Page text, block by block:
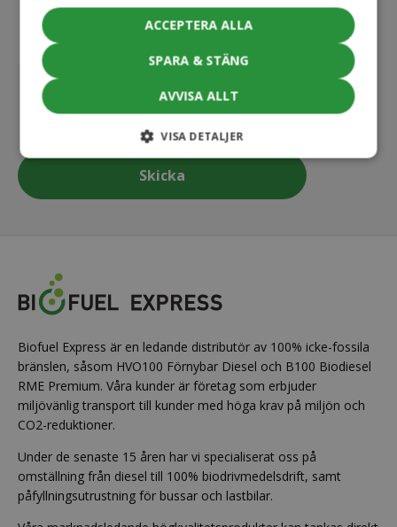
CAPTCHA
Acceptera
marknadsföringscookies för att skicka
Biofuel Express är en ledande distributör av 100% icke-fossila
bränslen, såsom HVO100 Förnybar Diesel och B100 Biodiesel
RME Premium. Våra kunder är företag som erbjuder
miljövänlig transport till kunder med höga krav på miljön och
CO2-reduktioner.
Under de senaste 15 åren har vi specialiserat oss på
omställning från diesel till 100% biodrivmedelsdrift, samt
påfyllningsutrustning för bussar och lastbilar.
SPARA & STÄNG
ACCEPTERA ALLA
AVVISA ALLT
VISA DETALJER